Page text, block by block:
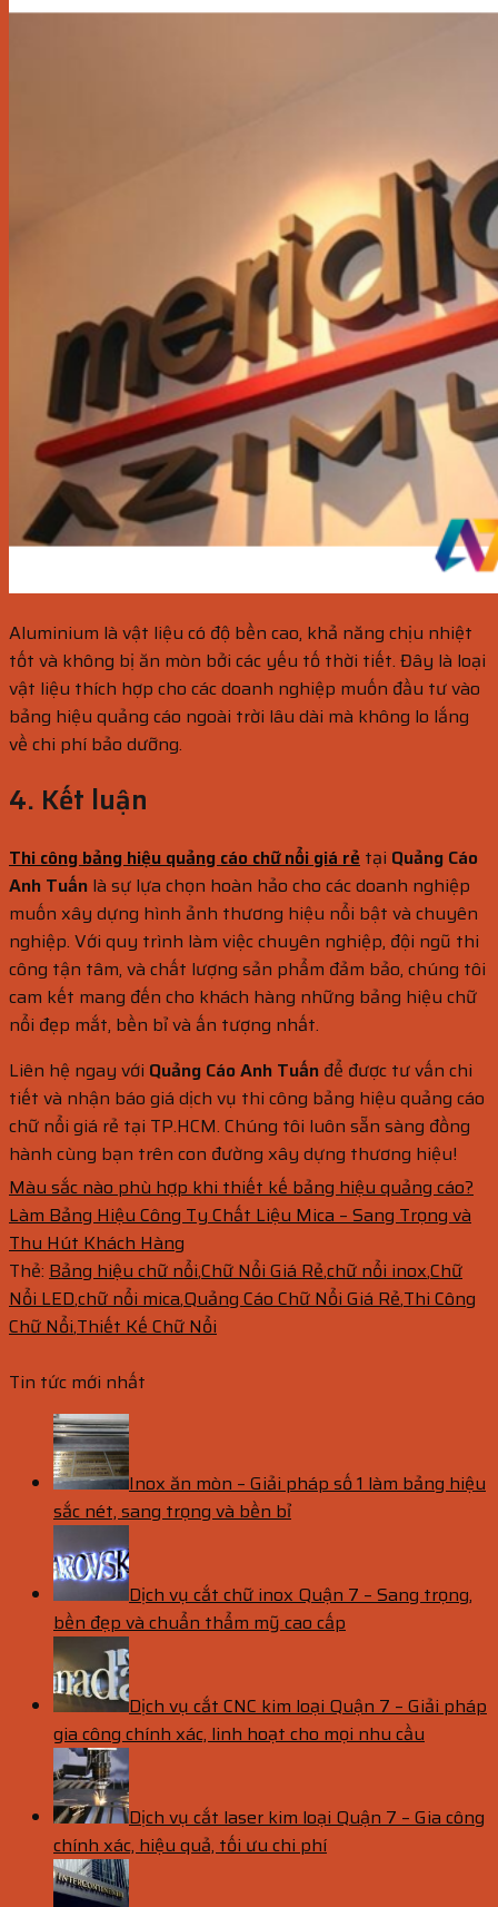
Aluminium là vật liệu có độ bền cao, khả năng chịu nhiệt
tốt và không bị ăn mòn bởi các yếu tố thời tiết. Đây là loại
vật liệu thích hợp cho các doanh nghiệp muốn đầu tư vào
bảng hiệu quảng cáo ngoài trời lâu dài mà không lo lắng
về chi phí bảo dưỡng.
4. Kết luận
Thi công bảng hiệu quảng cáo chữ nổi giá rẻ tại Quảng Cáo
Anh Tuấn là sự lựa chọn hoàn hảo cho các doanh nghiệp
muốn xây dựng hình ảnh thương hiệu nổi bật và chuyên
nghiệp. Với quy trình làm việc chuyên nghiệp, đội ngũ thi
công tận tâm, và chất lượng sản phẩm đảm bảo, chúng tôi
cam kết mang đến cho khách hàng những bảng hiệu chữ
nổi đẹp mắt, bền bỉ và ấn tượng nhất.
Liên hệ ngay với Quảng Cáo Anh Tuấn để được tư vấn chi
tiết và nhận báo giá dịch vụ thi công bảng hiệu quảng cáo
chữ nổi giá rẻ tại TP.HCM. Chúng tôi luôn sẵn sàng đồng
hành cùng bạn trên con đường xây dựng thương hiệu!
Màu sắc nào phù hợp khi thiết kế bảng hiệu quảng cáo?
Làm Bảng Hiệu Công Ty Chất Liệu Mica – Sang Trọng và
Thu Hút Khách Hàng
Thẻ: Bảng hiệu chữ nổi,Chữ Nổi Giá Rẻ,chữ nổi inox,Chữ
Nổi LED,chữ nổi mica,Quảng Cáo Chữ Nổi Giá Rẻ,Thi Công
Chữ Nổi,Thiết Kế Chữ Nổi
Tin tức mới nhất
Inox ăn mòn – Giải pháp số 1 làm bảng hiệu
sắc nét, sang trọng và bền bỉ
Dịch vụ cắt chữ inox Quận 7 – Sang trọng,
bền đẹp và chuẩn thẩm mỹ cao cấp
Dịch vụ cắt CNC kim loại Quận 7 – Giải pháp
gia công chính xác, linh hoạt cho mọi nhu cầu
Dịch vụ cắt laser kim loại Quận 7 – Gia công
chính xác, hiệu quả, tối ưu chi phí